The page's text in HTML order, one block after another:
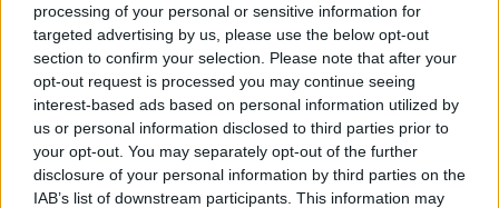
processing of your personal or sensitive information for
targeted advertising by us, please use the below opt-out
section to confirm your selection. Please note that after your
opt-out request is processed you may continue seeing
interest-based ads based on personal information utilized by
us or personal information disclosed to third parties prior to
your opt-out. You may separately opt-out of the further
disclosure of your personal information by third parties on the
IAB’s list of downstream participants. This information may
Η Apple αποφασίζει ποιος μένει και ποιος φεύγει και
οι κανόνες δεν είναι ίδιοι για όλους